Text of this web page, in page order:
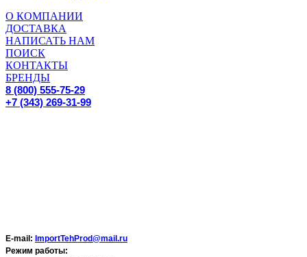
О КОМПАНИИ
ДОСТАВКА
НАПИСАТЬ НАМ
ПОИСК
КОНТАКТЫ
БРЕНДЫ
8 (800) 555-75-29
+7 (343) 269-31-99
E-mail: ImportTehProd@mail.ru
Режим работы: